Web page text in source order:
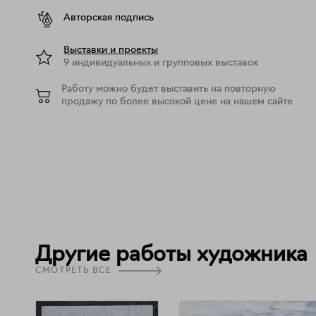
Авторская подпись
Выставки и проекты
9 индивидуальных и групповых выставок
Работу можно будет выставить на повторную
продажу по более высокой цене на нашем сайте
Другие работы художника
СМОТРЕТЬ ВСЕ